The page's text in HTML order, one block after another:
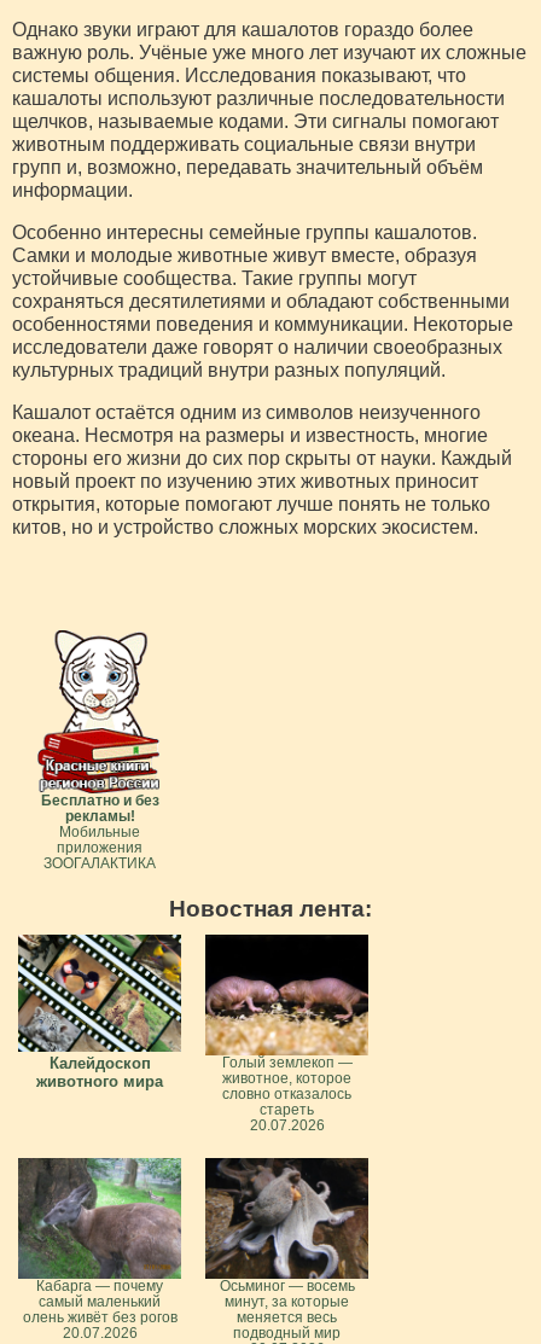
Однако звуки играют для кашалотов гораздо более
важную роль. Учёные уже много лет изучают их сложные
системы общения. Исследования показывают, что
кашалоты используют различные последовательности
щелчков, называемые кодами. Эти сигналы помогают
животным поддерживать социальные связи внутри
групп и, возможно, передавать значительный объём
информации.
Особенно интересны семейные группы кашалотов.
Самки и молодые животные живут вместе, образуя
устойчивые сообщества. Такие группы могут
сохраняться десятилетиями и обладают собственными
особенностями поведения и коммуникации. Некоторые
исследователи даже говорят о наличии своеобразных
культурных традиций внутри разных популяций.
Кашалот остаётся одним из символов неизученного
океана. Несмотря на размеры и известность, многие
стороны его жизни до сих пор скрыты от науки. Каждый
новый проект по изучению этих животных приносит
открытия, которые помогают лучше понять не только
китов, но и устройство сложных морских экосистем.
Бесплатно и без
рекламы!
Мобильные
приложения
ЗООГАЛАКТИКА
Новостная лента:
Калейдоскоп
животного мира
Голый землекоп —
животное, которое
словно отказалось
стареть
20.07.2026
Кабарга — почему
самый маленький
олень живёт без рогов
20.07.2026
Осьминог — восемь
минут, за которые
меняется весь
подводный мир